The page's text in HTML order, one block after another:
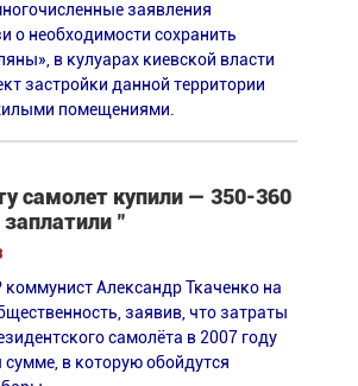
заявления
о необходимости сохранить
в кулуарах киевской власти
застройки данной территории
помещениями.
самолет купили — 350-360
"
коммунист Александр Ткаченко на
заявив, что затраты
самолёта в 2007 году
в которую обойдутся